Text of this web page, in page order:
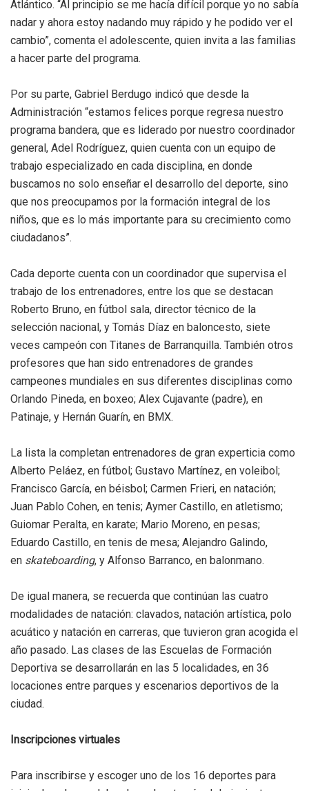
Atlántico. “Al principio se me hacía difícil porque yo no sabía
nadar y ahora estoy nadando muy rápido y he podido ver el
cambio”, comenta el adolescente, quien invita a las familias
a hacer parte del programa.
Por su parte, Gabriel Berdugo indicó que desde la
Administración “estamos felices porque regresa nuestro
programa bandera, que es liderado por nuestro coordinador
general, Adel Rodríguez, quien cuenta con un equipo de
trabajo especializado en cada disciplina, en donde
buscamos no solo enseñar el desarrollo del deporte, sino
que nos preocupamos por la formación integral de los
niños, que es lo más importante para su crecimiento como
ciudadanos”.
Cada deporte cuenta con un coordinador que supervisa el
trabajo de los entrenadores, entre los que se destacan
Roberto Bruno, en fútbol sala, director técnico de la
selección nacional, y Tomás Díaz en baloncesto, siete
veces campeón con Titanes de Barranquilla. También otros
profesores que han sido entrenadores de grandes
campeones mundiales en sus diferentes disciplinas como
Orlando Pineda, en boxeo; Alex Cujavante (padre), en
Patinaje, y Hernán Guarín, en BMX.
La lista la completan entrenadores de gran experticia como
Alberto Peláez, en fútbol; Gustavo Martínez, en voleibol;
Francisco García, en béisbol; Carmen Frieri, en natación;
Juan Pablo Cohen, en tenis; Aymer Castillo, en atletismo;
Guiomar Peralta, en karate; Mario Moreno, en pesas;
Eduardo Castillo, en tenis de mesa; Alejandro Galindo,
en skateboarding, y Alfonso Barranco, en balonmano.
De igual manera, se recuerda que continúan las cuatro
modalidades de natación: clavados, natación artística, polo
acuático y natación en carreras, que tuvieron gran acogida el
año pasado. Las clases de las Escuelas de Formación
Deportiva se desarrollarán en las 5 localidades, en 36
locaciones entre parques y escenarios deportivos de la
ciudad.
Inscripciones virtuales
Para inscribirse y escoger uno de los 16 deportes para